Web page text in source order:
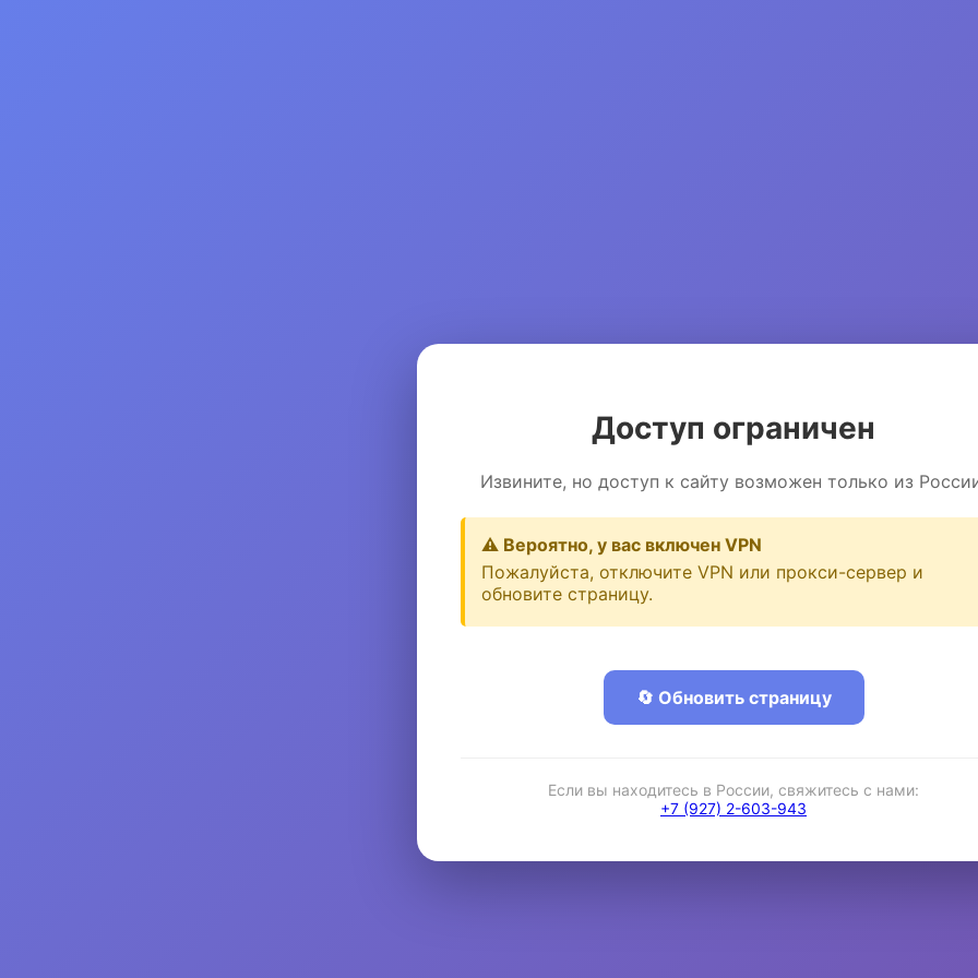
Доступ ограничен
Извините, но доступ к сайту возможен только из
⚠️ Вероятно, у вас включен VPN
Пожалуйста, отключите VPN или прокси-сервер и
обновите страницу.
🔄 Обновить страницу
Если вы находитесь в России, свяжитесь с нами:
+7 (927) 2-603-943